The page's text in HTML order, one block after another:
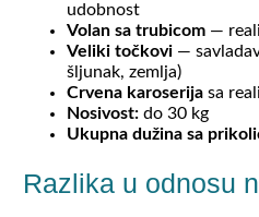
udobnost
Volan sa trubicom—
Veliki točkovi—
šljunak, zemlja)
Crvena karoserijasa
Nosivost:do 30 kg
Ukupna dužina sa
Razlika u odnosu